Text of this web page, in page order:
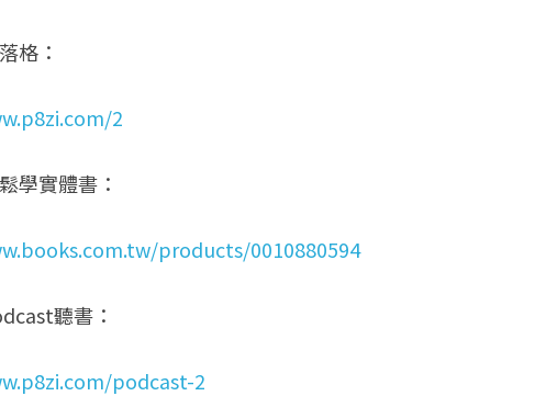
格：
2
學實體書：
products/0010880594
聽書：
podcast-2